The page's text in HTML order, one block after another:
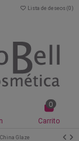
Lista de deseos (0 )
0
Carrito
Glaze